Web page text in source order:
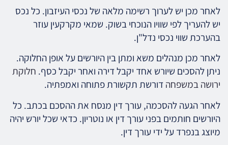
לאחר מכן יש לערוך רשימה מלאה של נכסי העיזבון. כל נכס
יש להעריך לפי שוויו הנוכחי בשוק. שמאי מקרקעין עוזר
בהערכת שווי נכסי נדל"ן.
לאחר מכן מנהלים משא ומתן בין היורשים על אופן החלוקה.
ניתן להסכים שיורש אחד יקבל דירה ואחר יקבל כסף. חלוקת
ירושה במשפחהדורשת תקשורת פתוחה ואמפתיה.
לאחר הגעה להסכמה, עורך דין מנסח את ההסכם בכתב. כל
היורשים חותמים בפני עורך דין או נוטריון. כדאי שכל יורש יהיה
מיוצג בנפרד על ידי עורך דין.